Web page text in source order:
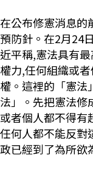
在公布修憲消息的
預防針。在2月24
近平稱,憲法具有
權力,任何組織或
權。這裡的「憲法
法」。先把憲法修
或者個人都不得有
任何人都不能反對
政已經到了為所欲